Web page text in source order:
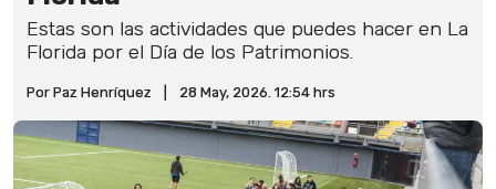
Estas son las actividades que puedes hacer en La
Florida por el Día de los Patrimonios.
Por Paz Henríquez 28 May, 2026. 12:54 hrs